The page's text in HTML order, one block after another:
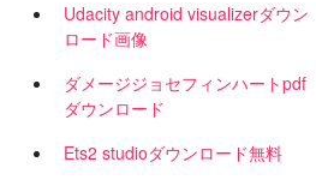
Udacity android visualizerダウン
ロード画像
ダメージジョセフィンハートpdf
ダウンロード
Ets2 studioダウンロード無料